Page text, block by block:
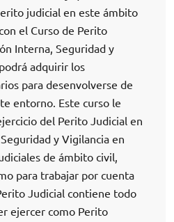
judicial en este ámbito
el Curso de Perito
Interna, Seguridad y
adquirir los
para desenvolverse de
entorno. Este curso le
del Perito Judicial en
y Vigilancia en
de ámbito civil,
para trabajar por cuenta
Judicial contiene todo
ejercer como Perito